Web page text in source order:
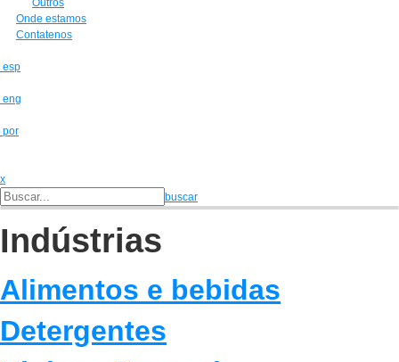
Outros
Onde estamos
Contatenos
esp
eng
por
x
buscar
Indústrias
Alimentos e bebidas
Detergentes